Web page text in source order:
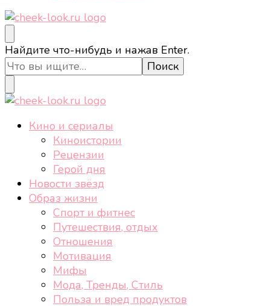
cheek-look.ru
Женский сайт о звездах и кино, а также трендах,
здоровом образе жизни, спорте, стиле, отдыхе и
еде.
Ищите
что-
то?
Найдите что-нибудь и нажав Enter.
cheek-look.ru
Женский сайт о звездах и кино, а также трендах,
здоровом образе жизни, спорте, стиле, отдыхе и
Кино и сериалы
Киноистории
Рецензии
Герой дня
Новости звёзд
Образ жизни
Спорт и фитнес
Путешествия, отдых
Отношения
Мотивация
Мифы
Мода, Тренды, Стиль
Польза и вред продуктов